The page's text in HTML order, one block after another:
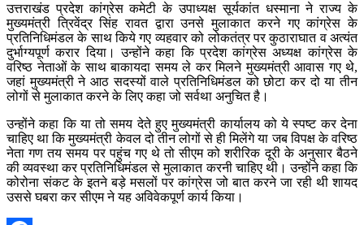
उत्तराखंड प्रदेश कांग्रेस कमेटी के उपाध्यक्ष सूर्यकांत धस्माना ने राज्य के
मुख्यमंत्री त्रिवेंद्र सिंह रावत द्वारा उनसे मुलाकात करने गए कांग्रेस के
प्रतिनिधिमंडल के साथ किये गए व्यहवार को लोकतंत्र पर कुठाराघात व अत्यंत
दुर्भाग्यपूर्ण करार दिया। उन्‍होंने कहा कि प्रदेश कांग्रेस अध्यक्ष कांग्रेस के
वरिष्ठ नेताओं के साथ बाकायदा समय ले कर मिलने मुख्यमंत्री आवास गए थे,
जहां मुख्यमंत्री ने आठ सदस्यों वाले प्रतिनिधिमंडल को छोटा कर दो या तीन
लोगों से मुलाकात करने के लिए कहा जो सर्वथा अनुचित है।
उन्‍होंने कहा कि या तो समय देते हुए मुख्यमंत्री कार्यालय को ये स्पष्ट कर देना
चाहिए था कि मुख्यमंत्री केवल दो तीन लोगों से ही मिलेंगे या जब विपक्ष के वरिष्ठ
नेता गण तय समय पर पहुंच गए थे तो सीएम को शरीरिक दूरी के अनुसार बैठने
की व्यवस्था कर प्रतिनिधिमंडल से मुलाकात करनी चाहिए थी। उन्‍होंने कहा कि
कोरोना संकट के इतने बड़े मसलों पर कांग्रेस जो बात करने जा रही थी शायद
उससे घबरा कर सीएम ने यह अविवेकपूर्ण कार्य किया।